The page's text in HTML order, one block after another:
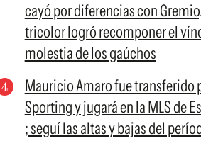
cayó por diferencias con
tricolor logró recomponer el
molestia de los gaúchos
Mauricio Amaro fue transferido
Sporting y jugará en la MLS de
; seguí las altas y bajas del